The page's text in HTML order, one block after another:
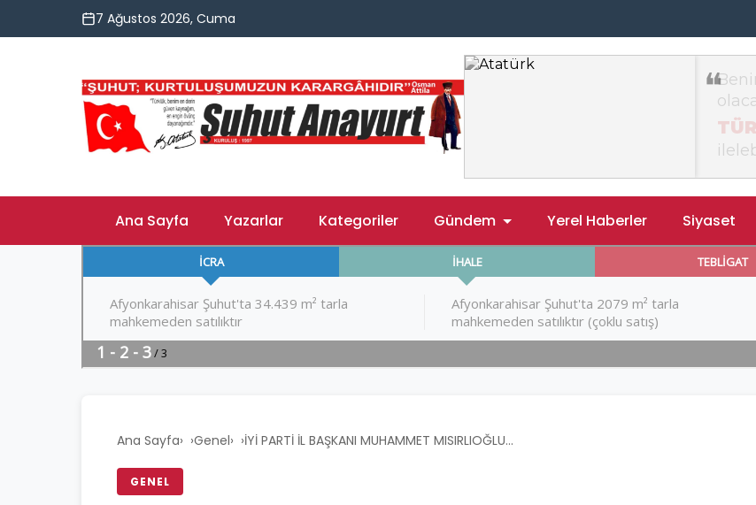
7 Ağustos 2026, Cuma
Ana Sayfa Yazarlar Kategoriler Gündem Yerel Haberler Siyaset
Ana Sayfa› Genel› İYİ PARTİ İL BAŞKANI MUHAMMET MISIRLIOĞLU...
GENEL